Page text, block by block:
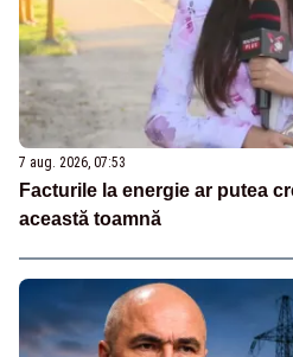
7 aug. 2026, 07:53
Facturile la energie ar putea
această toamnă